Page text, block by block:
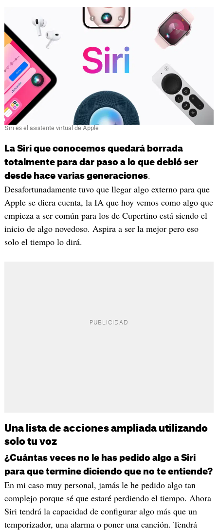
Siri es el asistente virtual de Apple
La Siri que conocemos quedará borrada
totalmente para dar paso a lo que debió ser
desde hace varias generaciones.
Desafortunadamente tuvo que llegar algo externo para que
Apple se diera cuenta, la IA que hoy vemos como algo que
empieza a ser común para los de Cupertino está siendo el
inicio de algo novedoso. Aspira a ser la mejor pero eso
solo el tiempo lo dirá.
Una lista de acciones ampliada utilizando
solo tu voz
¿Cuántas veces no le has pedido algo a Siri
para que termine diciendo que no te entiende?
En mi caso muy personal, jamás le he pedido algo tan
complejo porque sé que estaré perdiendo el tiempo. Ahora
Siri tendrá la capacidad de configurar algo más que un
temporizador, una alarma o poner una canción. Tendrá